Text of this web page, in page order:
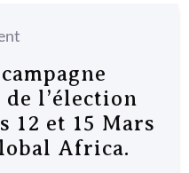
l’élection
12 et 15 Mars
Africa.